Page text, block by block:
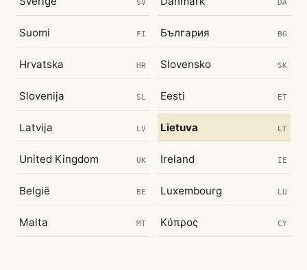
SV DA
Suomi FI България BG
Hrvatska HR Slovensko SK
Slovenija SL Eesti ET
Latvija LV Lietuva LT
United Kingdom UK Ireland IE
België BE Luxembourg LU
Malta MT Κύπρος CY